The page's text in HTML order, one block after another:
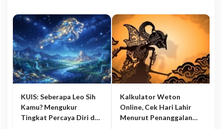
KUIS: Seberapa Leo Sih
Kamu? Mengukur
Tingkat Percaya Diri dan
Kalkulator Weton
Online, Cek Hari Lahir
Menurut Penanggalan